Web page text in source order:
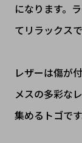
になります。
てリラックス
レザーは傷が
メスの多彩な
集めるトゴです